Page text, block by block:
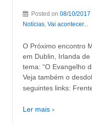
Posted on 08/10/2017
Notícias, Vai acontecer...
O Próximo encontro
em Dublin, Irlanda
tema: “O Evangelho
Veja também o
seguintes links:
Ler mais ›